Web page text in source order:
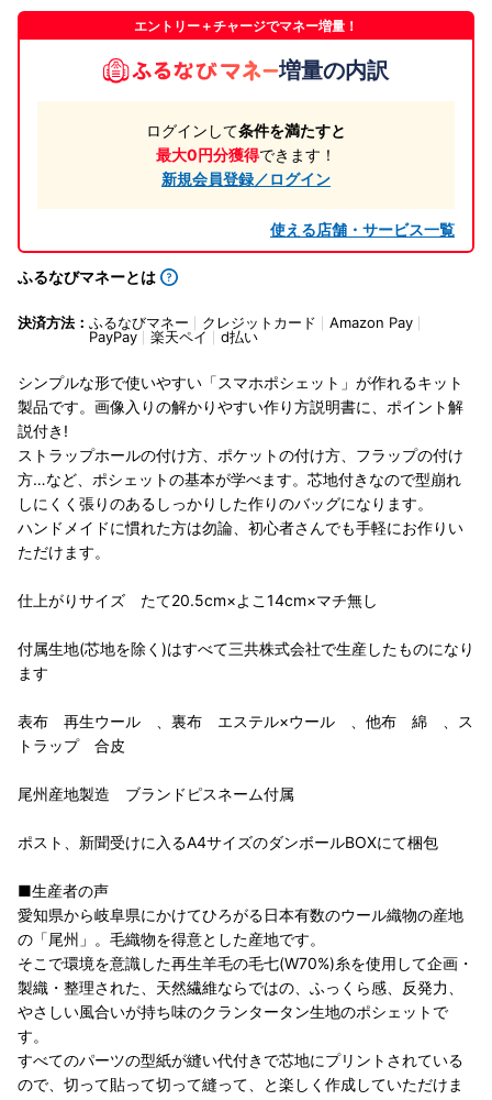
エントリー＋チャージでマネー増量！
増量の内訳
ログインして条件を満たすと
最大0円分獲得できます！
新規会員登録／ログイン
使える店舗・サービス一覧
ふるなびマネーとは
決済方法： ふるなびマネー クレジットカード
Amazon Pay
PayPay
楽天ペイ d払い
シンプルな形で使いやすい「スマホポシェット」が作れるキット
製品です。画像入りの解かりやすい作り方説明書に、ポイント解
説付き!
ストラップホールの付け方、ポケットの付け方、フラップの付け
方…など、ポシェットの基本が学べます。芯地付きなので型崩れ
しにくく張りのあるしっかりした作りのバッグになります。
ハンドメイドに慣れた方は勿論、初心者さんでも手軽にお作りい
ただけます。
仕上がりサイズ たて20.5cm×よこ14cm×マチ無し
付属生地(芯地を除く)はすべて三共株式会社で生産したものになり
ます
表布 再生ウール 、裏布 エステル×ウール 、他布 綿 、ス
トラップ 合皮
尾州産地製造 ブランドピスネーム付属
ポスト、新聞受けに入るA4サイズのダンボールBOXにて梱包
■生産者の声
愛知県から岐阜県にかけてひろがる日本有数のウール織物の産地
の「尾州」。毛織物を得意とした産地です。
そこで環境を意識した再生羊毛の毛七(W70%)糸を使用して企画・
製織・整理された、天然繊維ならではの、ふっくら感、反発力、
やさしい風合いが持ち味のクランタータン生地のポシェットで
す。
すべてのパーツの型紙が縫い代付きで芯地にプリントされている
ので、切って貼って切って縫って、と楽しく作成していただけま